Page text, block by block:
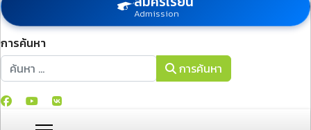
Admission
การค้นหา
การค้นหา
การค้นหา